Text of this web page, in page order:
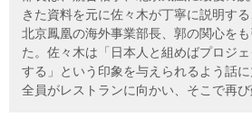
きた資料を元に佐々木が丁寧に説明す
北京鳳凰の海外事業部長、郭の関心を
た。佐々木は「日本人と組めばプロジ
する」という印象を与えられるよう話に
全員がレストランに向かい、そこで再び